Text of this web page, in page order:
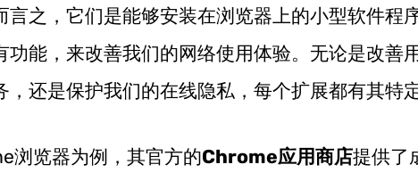
言之，它们是能够安装在浏览器上的小型软件程
功能，来改善我们的网络使用体验。无论是改善
还是保护我们的在线隐私，每个扩展都有其特
浏览器为例，其官方的Chrome应用商店提供了